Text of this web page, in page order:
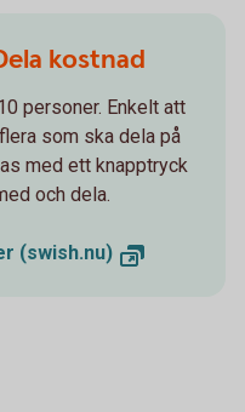
kostnad
personer. Enkelt att
som ska dela på
med ett knapptryck
och dela.
(swish.nu)